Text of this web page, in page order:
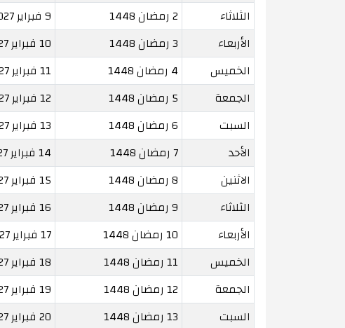
الثلاثاء
2 رمضان 1448 9 فبراير 2027
الأربعاء
3 رمضان 1448 10 فبراير 2027
الخميس
4 رمضان 1448 11 فبراير 2027
الجمعة
5 رمضان 1448 12 فبراير 2027
السبت
6 رمضان 1448 13 فبراير 2027
الأحد
7 رمضان 1448 14 فبراير 2027
الاثنين
8 رمضان 1448 15 فبراير 2027
الثلاثاء
9 رمضان 1448 16 فبراير 2027
الأربعاء
10 رمضان 1448 17 فبراير 2027
الخميس
11 رمضان 1448 18 فبراير 2027
الجمعة
12 رمضان 1448 19 فبراير 2027
السبت
13 رمضان 1448 20 فبراير 2027